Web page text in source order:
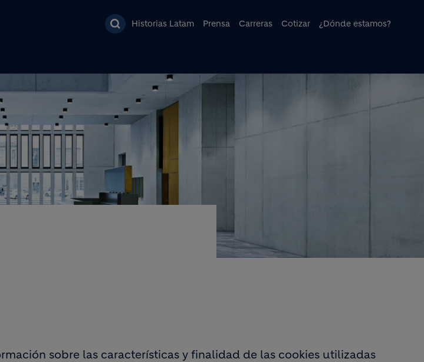
Pasar al contenido principal
Historias Latam Prensa Carreras Cotizar ¿Dónde estamos?
sobre las características y finalidad de las cookies utilizadas